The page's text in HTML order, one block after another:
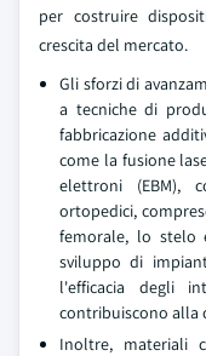
per costruire
crescita del mercato.
Gli sforzi di
a tecniche di
fabbricazione
come la fusione
elettroni (EBM),
ortopedici,
femorale, lo stelo
sviluppo di
l'efficacia degli
contribuiscono alla
Inoltre, materiali